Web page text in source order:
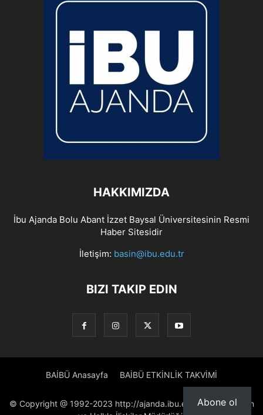
HAKKIMIZDA
İbu Ajanda Bolu Abant İzzet Baysal Üniversitesinin Resmi
Haber Sitesidir
İletişim: basin@ibu.edu.tr
BIZI TAKIP EDIN
BAİBÜ Anasayfa BAİBÜ ETKİNLİK TAKVİMİ
© Copyright @ 1992-2023 http://ajanda.ibu.edu.tr/ Proje: Basın
Abone ol